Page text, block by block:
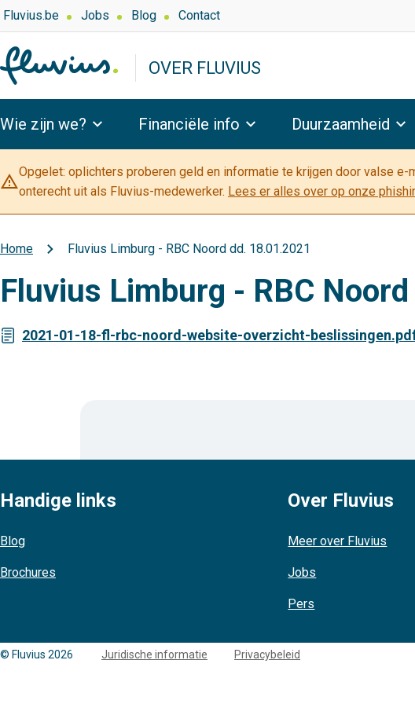
Overslaan
en
naar
de
inhoud
gaan
Top
navigation
Over
Fluvius
Fluvius.be Jobs Blog Contact
OVER FLUVIUS
Wie zijn we? Financiële info Duurzaamheid
warning_amber
Opgelet: oplichters proberen geld en informatie te krijgen door valse
onterecht uit als Fluvius-medewerker. Lees er alles over op onze
Kruimelpad
Home Fluvius Limburg - RBC Noord dd. 18.01.2021
Fluvius Limburg - RBC
2021-01-18-fl-rbc-noord-website-overzicht-
Handige links
Blog
Brochures
Over Fluvius
Meer over Fluvius
Jobs
Pers
© Fluvius 2026
Copyright
Juridische informatie Privacybeleid